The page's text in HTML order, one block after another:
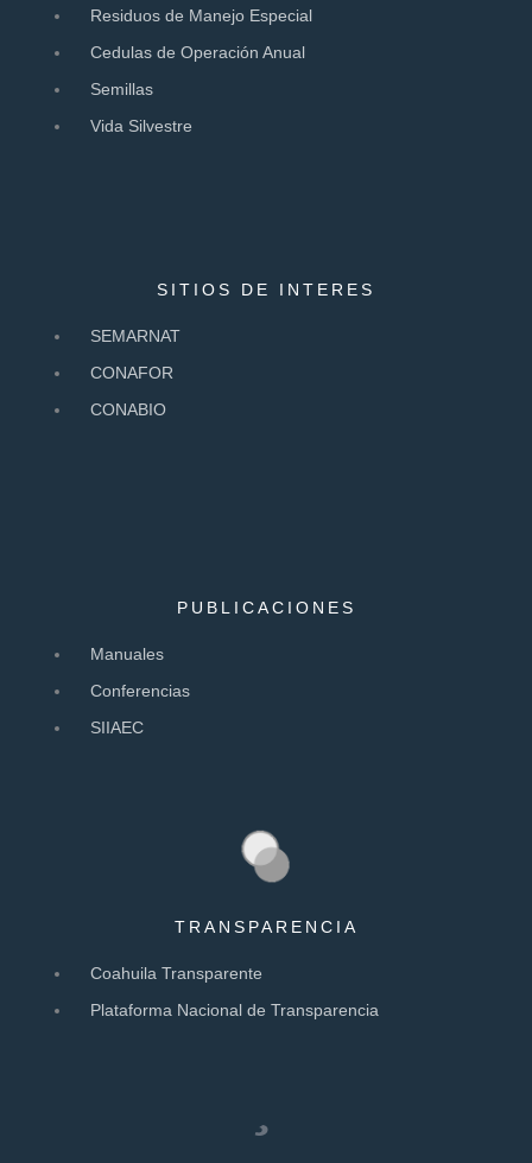
Residuos de Manejo Especial
Cedulas de Operación Anual
Semillas
Vida Silvestre
SITIOS DE INTERES
SEMARNAT
CONAFOR
CONABIO
PUBLICACIONES
Manuales
Conferencias
SIIAEC
TRANSPARENCIA
Coahuila Transparente
Plataforma Nacional de Transparencia